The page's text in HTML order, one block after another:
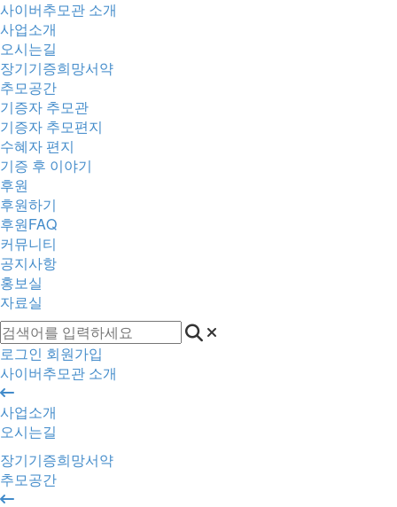
사이버추모관 소개
사업소개
오시는길
장기기증희망서약
추모공간
기증자 추모관
기증자 추모편지
수혜자 편지
기증 후 이야기
후원
후원하기
후원FAQ
커뮤니티
공지사항
홍보실
자료실
로그인 회원가입
사이버추모관 소개
사업소개
오시는길
장기기증희망서약
추모공간